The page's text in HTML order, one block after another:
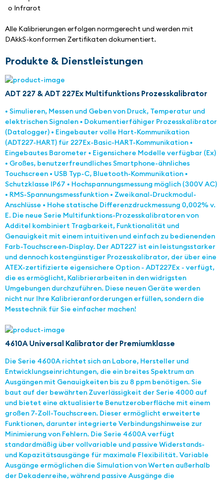
  o Infrarot
Alle Kalibrierungen erfolgen normgerecht und werden mit
DAkkS-konformen Zertifikaten dokumentiert.
Produkte & Dienstleistungen
ADT 227 & ADT 227Ex Multifunktions Prozesskalibrator
• Simulieren, Messen und Geben von Druck, Temperatur und
elektrischen Signalen • Dokumentierfähiger Prozesskalibrator
(Datalogger) • Eingebauter volle Hart-Kommunikation
(ADT227-HART) für 227Ex-Basic-HART-Kommunikation •
Eingebautes Barometer • Eigensichere Modelle verfügbar (Ex)
• Großes, benutzerfreundliches Smartphone-ähnliches
Touchscreen • USB Typ-C, Bluetooth-Kommunikation •
Schutzklasse IP67 • Hochspannungsmessung möglich (300V AC)
• RMS-Spannungsmessfunktion • Zweikanal-Druckmodul-
Anschlüsse • Hohe statische Differenzdruckmessung 0,002% v.
E. Die neue Serie Multifunktions-Prozesskalibratoren von
Additel kombiniert Tragbarkeit, Funktionalität und
Genauigkeit mit einem intuitiven und einfach zu bedienenden
Farb-Touchscreen-Display. Der ADT227 ist ein leistungsstarker
und dennoch kostengünstiger Prozesskalibrator, der über eine
ATEX-zertifizierte eigensichere Option - ADT227Ex - verfügt,
die es ermöglicht, Kalibrierarbeiten in den widrigsten
Umgebungen durchzuführen. Diese neuen Geräte werden
nicht nur Ihre Kalibrieranforderungen erfüllen, sondern die
Messtechnik für Sie einfacher machen!
4610A Universal Kalibrator der Premiumklasse
Die Serie 4600A richtet sich an Labore, Hersteller und
Entwicklungseinrichtungen, die ein breites Spektrum an
Ausgängen mit Genauigkeiten bis zu 8 ppm benötigen. Sie
baut auf der bewährten Zuverlässigkeit der Serie 4000 auf
und bietet eine aktualisierte Benutzeroberfläche mit einem
großen 7-Zoll-Touchscreen. Dieser ermöglicht erweiterte
Funktionen, darunter integrierte Verbindungshinweise zur
Minimierung von Fehlern. Die Serie 4600A verfügt
standardmäßig über vollvariable und passive Widerstands-
und Kapazitätsausgänge für maximale Flexibilität. Variable
Ausgänge ermöglichen die Simulation von Werten außerhalb
der Dekadenreihe, während passive Ausgänge die